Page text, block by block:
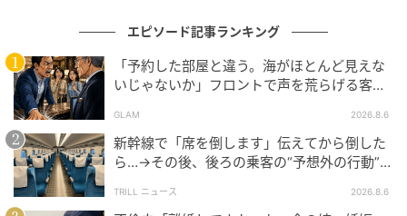
エピソード記事ランキング
「予約した部屋と違う。海がほとんど見えな
いじゃないか」フロントで声を荒らげる客。
GLAM 2026.8.6
新幹線で「席を倒します」伝えてから倒した
ら…→その後、後ろの乗客の“予想外の行動”に
TRILL ニュース 2026.8.6